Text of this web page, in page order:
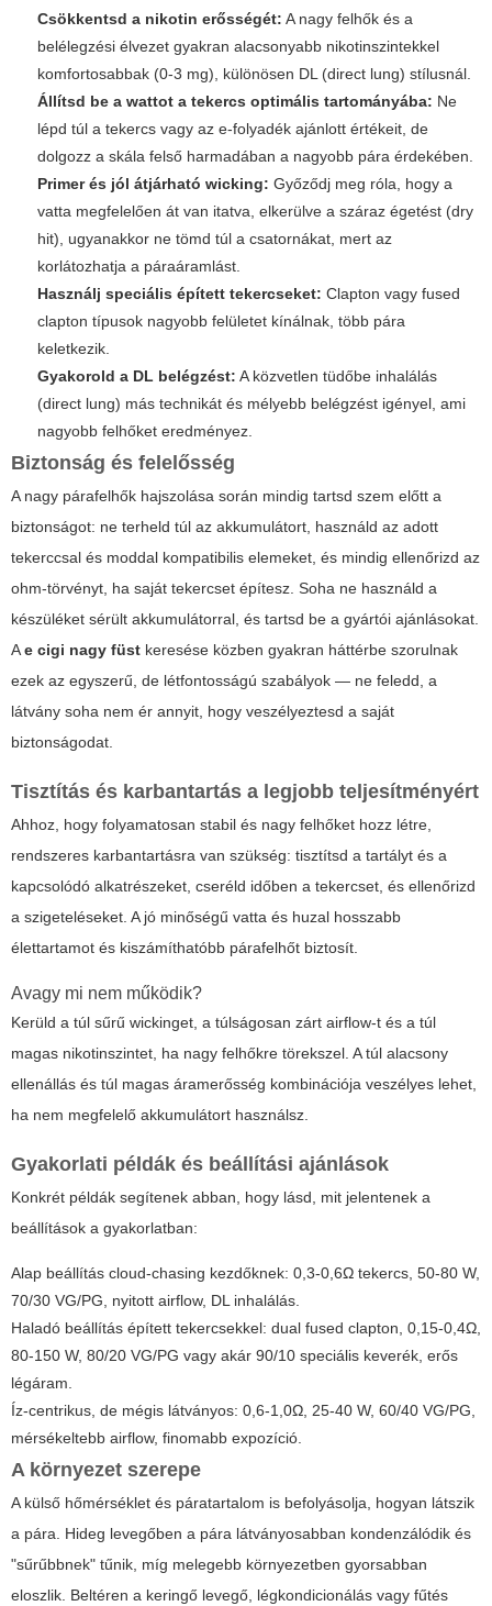
Csökkentsd a nikotin erősségét: A nagy felhők és a
belélegzési élvezet gyakran alacsonyabb nikotinszintekkel
komfortosabbak (0-3 mg), különösen DL (direct lung) stílusnál.
Állítsd be a wattot a tekercs optimális tartományába: Ne
lépd túl a tekercs vagy az e-folyadék ajánlott értékeit, de
dolgozz a skála felső harmadában a nagyobb pára érdekében.
Primer és jól átjárható wicking: Győződj meg róla, hogy a
vatta megfelelően át van itatva, elkerülve a száraz égetést (dry
hit), ugyanakkor ne tömd túl a csatornákat, mert az
korlátozhatja a páraáramlást.
Használj speciális épített tekercseket: Clapton vagy fused
clapton típusok nagyobb felületet kínálnak, több pára
keletkezik.
Gyakorold a DL belégzést: A közvetlen tüdőbe inhalálás
(direct lung) más technikát és mélyebb belégzést igényel, ami
nagyobb felhőket eredményez.
Biztonság és felelősség
A nagy párafelhők hajszolása során mindig tartsd szem előtt a
biztonságot: ne terheld túl az akkumulátort, használd az adott
tekerccsal és moddal kompatibilis elemeket, és mindig ellenőrizd az
ohm-törvényt, ha saját tekercset építesz. Soha ne használd a
készüléket sérült akkumulátorral, és tartsd be a gyártói ajánlásokat.
Ae cigi nagy füst keresése közben gyakran háttérbe szorulnak
ezek az egyszerű, de létfontosságú szabályok — ne feledd, a
látvány soha nem ér annyit, hogy veszélyeztesd a saját
biztonságodat.
Tisztítás és karbantartás a legjobb teljesítményért
Ahhoz, hogy folyamatosan stabil és nagy felhőket hozz létre,
rendszeres karbantartásra van szükség: tisztítsd a tartályt és a
kapcsolódó alkatrészeket, cseréld időben a tekercset, és ellenőrizd
a szigeteléseket. A jó minőségű vatta és huzal hosszabb
élettartamot és kiszámíthatóbb párafelhőt biztosít.
Avagy mi nem működik?
Kerüld a túl sűrű wickinget, a túlságosan zárt airflow-t és a túl
magas nikotinszintet, ha nagy felhőkre törekszel. A túl alacsony
ellenállás és túl magas áramerősség kombinációja veszélyes lehet,
ha nem megfelelő akkumulátort használsz.
Gyakorlati példák és beállítási ajánlások
Konkrét példák segítenek abban, hogy lásd, mit jelentenek a
beállítások a gyakorlatban:
Alap beállítás cloud-chasing kezdőknek: 0,3-0,6Ω tekercs, 50-80 W,
70/30 VG/PG, nyitott airflow, DL inhalálás.
Haladó beállítás épített tekercsekkel: dual fused clapton, 0,15-0,4Ω,
80-150 W, 80/20 VG/PG vagy akár 90/10 speciális keverék, erős
légáram.
Íz-centrikus, de mégis látványos: 0,6-1,0Ω, 25-40 W, 60/40 VG/PG,
mérsékeltebb airflow, finomabb expozíció.
A környezet szerepe
A külső hőmérséklet és páratartalom is befolyásolja, hogyan látszik
a pára. Hideg levegőben a pára látványosabban kondenzálódik és
"sűrűbbnek" tűnik, míg melegebb környezetben gyorsabban
eloszlik. Beltéren a keringő levegő, légkondicionálás vagy fűtés